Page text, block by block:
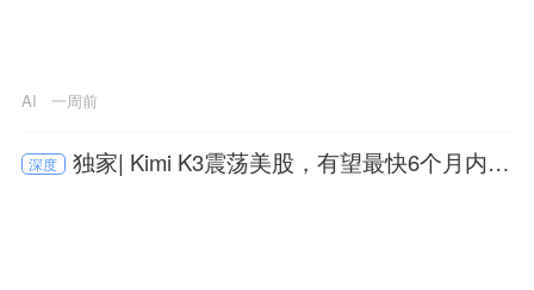
AI 一周前
深度
独家| Kimi K3震荡美股，有望最快6个月内港